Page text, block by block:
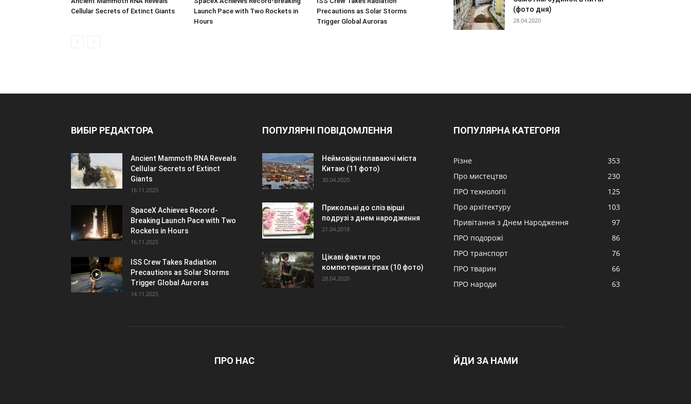
Cellular Secrets of Extinct Giants
Launch Pace with Two Rockets in
Hours
Precautions as Solar Storms
Trigger Global Auroras
(фото дня)
28.04.2020
ВИБІР РЕДАКТОРА
Ancient Mammoth RNA Reveals
Cellular Secrets of Extinct
Giants
16.11.2025
SpaceX Achieves Record-
Breaking Launch Pace with Two
Rockets in Hours
16.11.2025
ISS Crew Takes Radiation
Precautions as Solar Storms
Trigger Global Auroras
14.11.2025
ПОПУЛЯРНІ ПОВІДОМЛЕННЯ
Неймовірні плаваючі міста
Китаю (11 фото)
30.04.2020
Прикольні до сліз вірші
подрузі з днем народження
21.04.2018
Цікаві факти про
компютерних іграх (10 фото)
28.04.2020
ПОПУЛЯРНА КАТЕГОРІЯ
Різне
353
Про мистецтво
230
ПРО технології
125
Про архітектуру
103
Привітання з Днем Народження
97
ПРО подорожі
86
ПРО транспорт
76
ПРО тварин
66
ПРО народи
63
ПРО НАС ЙДИ ЗА НАМИ